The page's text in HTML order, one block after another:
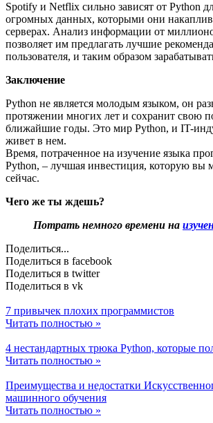
Spotify и Netflix сильно зависят от Python
огромных данных, которыми они
серверах. Анализ информации от
позволяет им предлагать лучшие
пользователя, и таким образом
Заключение
Python не является молодым языком, он
протяжении многих лет и сохранит свою
ближайшие годы. Это мир Python, и IT-
живет в нем.
Время, потраченное на изучение языка
Python, – лучшая инвестиция, которую вы
сейчас.
Чего же ты ждешь?
Потрать немного времени на
Поделиться...
Поделиться в facebook
Поделиться в twitter
Поделиться в vk
7 привычек плохих программистов
Читать полностью »
4 нестандартных трюка Python, которые
Читать полностью »
Преимущества и недостатки
машинного обучения
Читать полностью »